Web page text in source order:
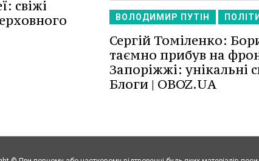
свіжі
ВОЛОДИМИР ПУТІН
Сергій Томіленко:
таємно прибув на
Запоріжжі: унікальні
Блоги | OBOZ.UA